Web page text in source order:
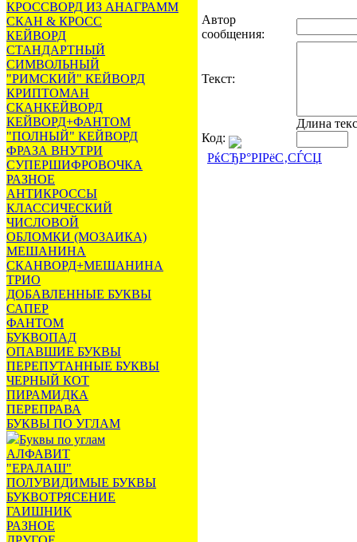
КРОССВОРД ИЗ АНАГРАММ
СКАН & КРОСС
КЕЙВОРД
СТАНДАРТНЫЙ
СИМВОЛЬНЫЙ
"РИМСКИЙ" КЕЙВОРД
КРИПТОМАН
СКАНКЕЙВОРД
КЕЙВОРД+ФАНТОМ
"ПОЛНЫЙ" КЕЙВОРД
ФРАЗА ВНУТРИ
СУПЕРШИФРОВОЧКА
РАЗНОЕ
АНТИКРОССЫ
КЛАССИЧЕСКИЙ
ЧИСЛОВОЙ
ОБЛОМКИ (МОЗАИКА)
МЕШАНИНА
СКАНВОРД+МЕШАНИНА
ТРИО
ДОБАВЛЕННЫЕ БУКВЫ
САПЕР
ФАНТОМ
БУКВОПАД
ОПАВШИЕ БУКВЫ
ПЕРЕПУТАННЫЕ БУКВЫ
ЧЕРНЫЙ КОТ
ПИРАМИДКА
ПЕРЕПРАВА
БУКВЫ ПО УГЛАМ
Буквы по углам
АЛФАВИТ
"ЕРАЛАШ"
ПОЛУВИДИМЫЕ БУКВЫ
БУКВОТРЯСЕНИЕ
ГАИШНИК
РАЗНОЕ
Автор
сообщения:
Текст:
Длина
Код:
РќСЂР°РІРёС‚СЃСЏ